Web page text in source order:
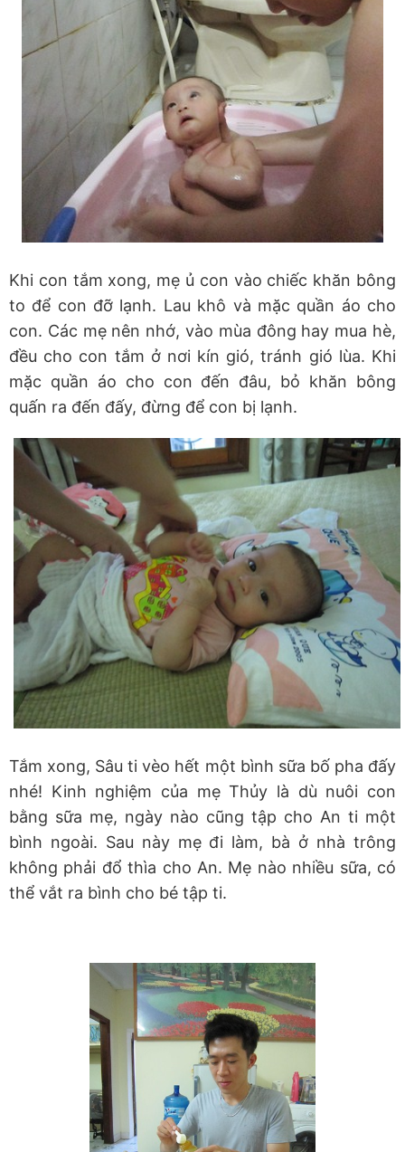
Khi con tắm xong, mẹ ủ con vào chiếc khăn bông
to để con đỡ lạnh. Lau khô và mặc quần áo cho
con. Các mẹ nên nhớ, vào mùa đông hay mua hè,
đều cho con tắm ở nơi kín gió, tránh gió lùa. Khi
mặc quần áo cho con đến đâu, bỏ khăn bông
quấn ra đến đấy, đừng để con bị lạnh.
Tắm xong, Sâu ti vèo hết một bình sữa bố pha đấy
nhé! Kinh nghiệm của mẹ Thủy là dù nuôi con
bằng sữa mẹ, ngày nào cũng tập cho An ti một
bình ngoài. Sau này mẹ đi làm, bà ở nhà trông
không phải đổ thìa cho An. Mẹ nào nhiều sữa, có
thể vắt ra bình cho bé tập ti.